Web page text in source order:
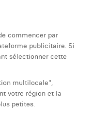
commencer par
publicitaire. Si
sélectionner cette
multilocale",
votre région et la
petites.